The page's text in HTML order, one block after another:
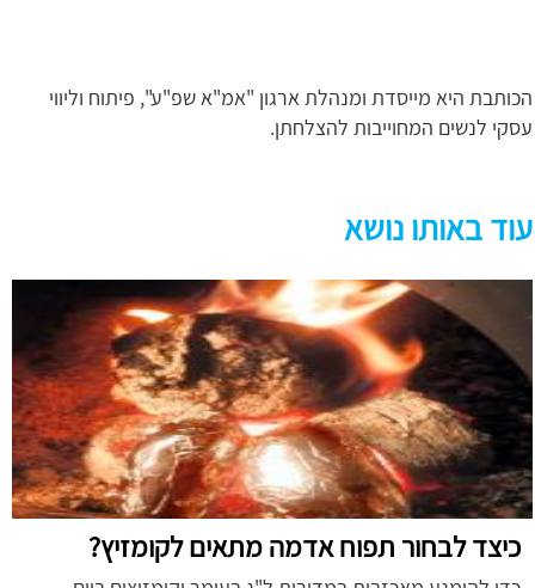
הכותבת היא מייסדת ומנהלת ארגון "אמ"א שפ"ע", פיתוח וליווי
עסקי לנשים המחוייבות להצלחתן.
עוד באותו נושא
כיצד לבחור תפוח אדמה מתאים לקומזיץ?